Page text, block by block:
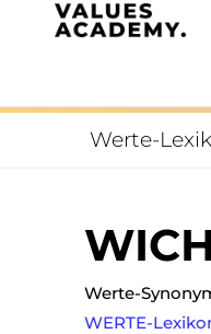
Werte-
Werte-
WERTE-